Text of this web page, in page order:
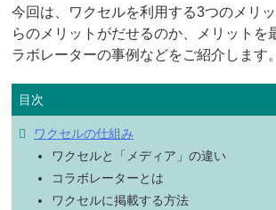
今回は、ワクセルを利用する3つのメリ
らのメリットがだせるのか、メリットを
ラボレーターの事例などをご紹介します。
ワクセルの仕組み
ワクセルと「メディア」の違い
コラボレーターとは
ワクセルに掲載する方法